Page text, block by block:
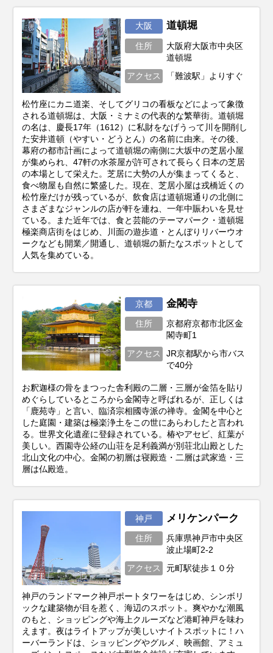
大阪 道頓堀
住所
大阪府大阪市中央区
道頓堀
アクセス
「難波駅」よりすぐ
松竹座にカニ道楽、そしてグリコの看板などによって象徴
される道頓堀は、大阪・ミナミの代表的な繁華街。道頓堀
の名は、慶長17年（1612）に私財をなげうって川を開削し
た安井道頓（やすい・どうとん）の名前に由来。その後、
幕府の都市計画によって道頓堀の南側に大坂中の芝居小屋
が集められ、47軒の水茶屋が許可されて長らく日本の芝居
の本場として栄えた。芝居に大勢の人が集まってくると、
食べ物屋も自然に繁盛した。現在、芝居小屋は戎橋近くの
松竹座だけが残っているが、飲食店は道頓堀通りの北側に
さまざまなジャンルの店が軒を連ね、一年中賑わいを見せ
ている。また近年では、食と芸能のテーマパーク・道頓堀
極楽商店街をはじめ、川面の遊歩道・とんぼりリバーウオ
ークなども開業／開通し、道頓堀の新たなスポットとして
人気を集めている。
京都 金閣寺
住所
京都府京都市北区金
閣寺町1
アクセス
JR京都駅から市バス
で40分
お釈迦様の骨をまつった舎利殿の二層・三層が金箔を貼り
めぐらしているところから金閣寺と呼ばれるが、正しくは
「鹿苑寺」と言い、臨済宗相國寺派の禅寺。金閣を中心と
した庭園・建築は極楽浄土をこの世にあらわしたと言われ
る。世界文化遺産に登録されている。椿やアセビ、紅葉が
美しい。西園寺公経の山荘を足利義満が別荘北山殿とした
北山文化の中心。金閣の初層は寝殿造・二層は武家造・三
層は仏殿造。
神戸 メリケンパーク
住所
兵庫県神戸市中央区
波止場町2-2
アクセス
元町駅徒歩１０分
神戸のランドマーク神戸ポートタワーをはじめ、シンボリ
ックな建築物が目を惹く、海辺のスポット。爽やかな潮風
のもと、ショッピングや海上クルーズなど港町神戸を味わ
えます。夜はライトアップが美しいナイトスポットに！ハ
ーバーランドは、ショッピングやグルメ、映画館、アミュ